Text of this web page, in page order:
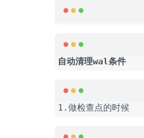
自动清理wal条件
1.做检查点的时候